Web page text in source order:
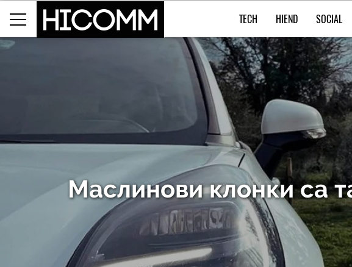
TECH HIEND SOCIAL
Маслинови клонки са